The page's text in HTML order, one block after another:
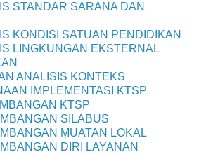
STANDAR SARANA DAN
KONDISI SATUAN PENDIDIKAN
LINGKUNGAN EKSTERNAL
ANALISIS KONTEKS
IMPLEMENTASI KTSP
KTSP
SILABUS
MUATAN LOKAL
DIRI LAYANAN